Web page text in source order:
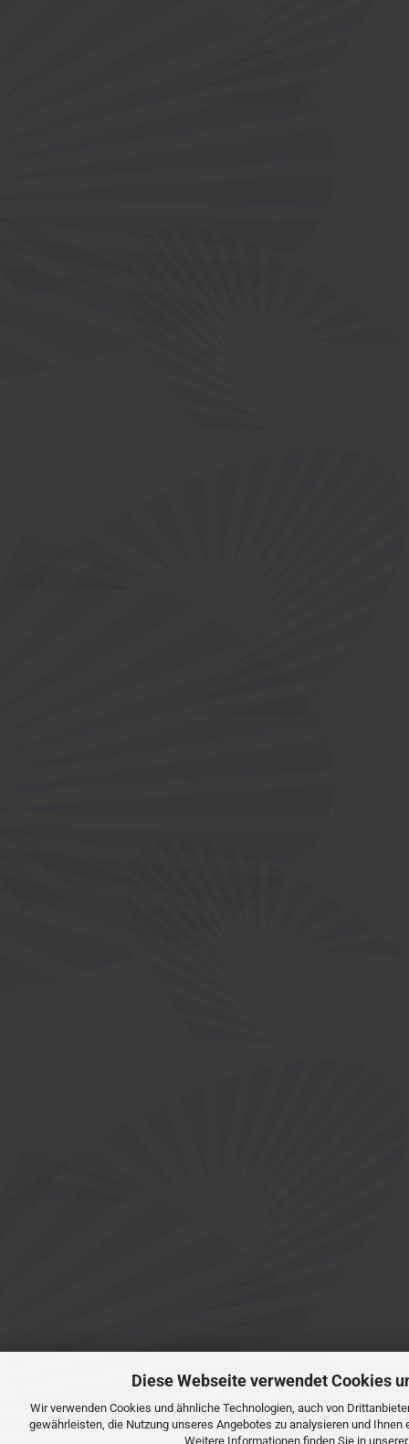
Diese Webseite verwendet Cookies
Wir verwenden Cookies und ähnliche Technologien, auch von
gewährleisten, die Nutzung unseres Angebotes zu analysieren und
Weitere Informationen finden Sie in